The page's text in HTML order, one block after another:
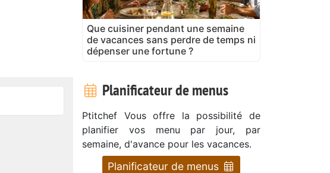
Que cuisiner pendant une semaine
de vacances sans perdre de temps ni
dépenser une fortune ?
Planificateur de menus
Ptitchef Vous offre la possibilité de
planifier vos menu par jour, par
semaine, d'avance pour les vacances.
Planificateur de menus